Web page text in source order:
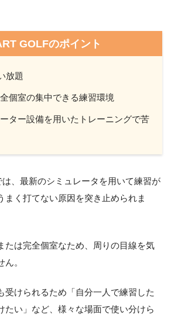
GOLFのポイント
放題
個室の集中できる練習環境
ター設備を用いたトレーニングで苦
は、最新のシミュレータを用いて練習が
まく打てない原因を突き止められま
たは完全個室なため、周りの目線を気
。
受けられるため「自分一人で練習した
たい」など、様々な場面で使い分けら